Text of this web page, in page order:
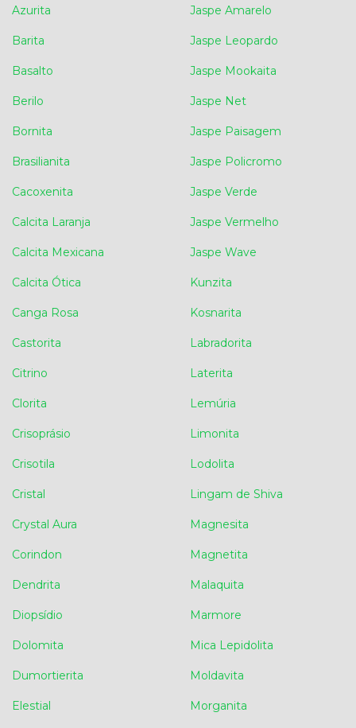
Azurita
Barita
Basalto
Berilo
Bornita
Brasilianita
Cacoxenita
Calcita Laranja
Calcita Mexicana
Calcita Ótica
Canga Rosa
Castorita
Citrino
Clorita
Crisoprásio
Crisotila
Cristal
Crystal Aura
Corindon
Dendrita
Diopsídio
Dolomita
Dumortierita
Elestial
Jaspe Amarelo
Jaspe Leopardo
Jaspe Mookaita
Jaspe Net
Jaspe Paisagem
Jaspe Policromo
Jaspe Verde
Jaspe Vermelho
Jaspe Wave
Kunzita
Kosnarita
Labradorita
Laterita
Lemúria
Limonita
Lodolita
Lingam de Shiva
Magnesita
Magnetita
Malaquita
Marmore
Mica Lepidolita
Moldavita
Morganita